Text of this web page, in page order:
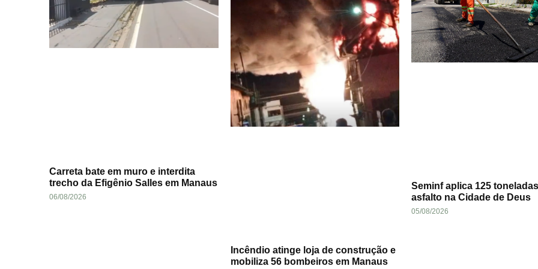
Carreta bate em muro e interdita
trecho da Efigênio Salles em Manaus
06/08/2026
Incêndio atinge loja de construção e
mobiliza 56 bombeiros em Manaus
Seminf aplica 125
asfalto na Cidade de Deus
05/08/2026